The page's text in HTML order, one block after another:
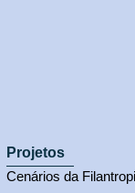
Projetos
Cenários da